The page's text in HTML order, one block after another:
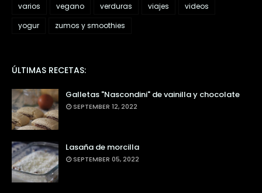
varios
vegano verduras viajes
videos
yogur
zumos y smoothies
ÚLTIMAS RECETAS:
Galletas "Nascondini" de vainilla y chocolate
SEPTEMBER 12, 2022
Lasaña de morcilla
SEPTEMBER 05, 2022